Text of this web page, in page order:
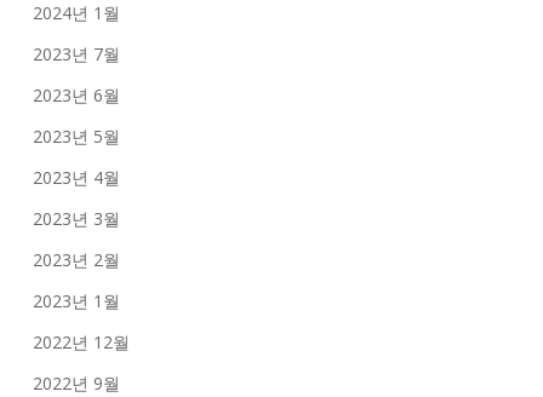
2024년 1월
2023년 7월
2023년 6월
2023년 5월
2023년 4월
2023년 3월
2023년 2월
2023년 1월
2022년 12월
2022년 9월